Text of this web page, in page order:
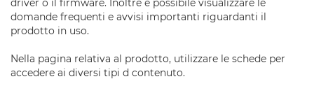
driver o il firmware. Inoltre è possibile visualizzare le
domande frequenti e avvisi importanti riguardanti il
prodotto in uso.
Nella pagina relativa al prodotto, utilizzare le schede per
accedere ai diversi tipi d contenuto.